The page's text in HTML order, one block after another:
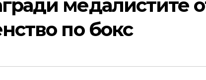
медалистите
по бокс